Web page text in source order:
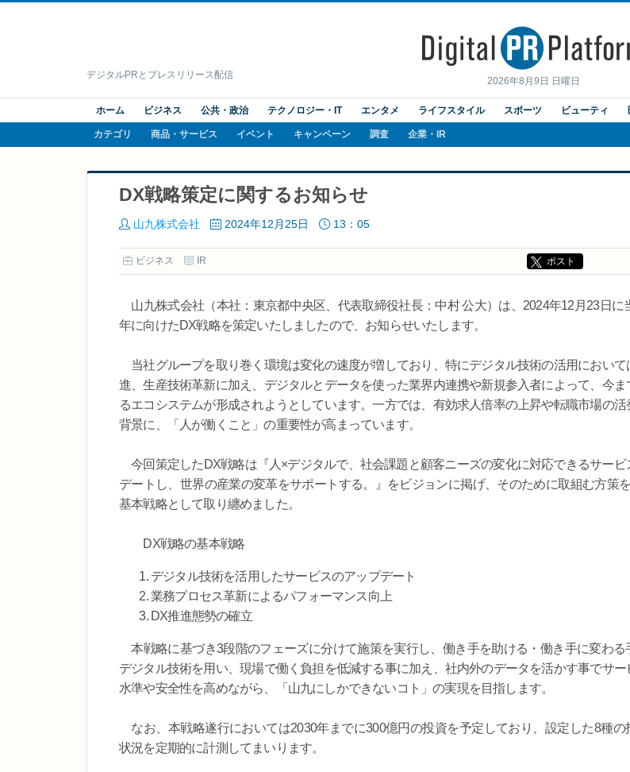
2026年8月9日 日曜日
デジタルPRとプレスリリース配信
ホーム ビジネス 公共・政治 テクノロジー・IT エンタメ ライフスタイル スポーツ ビューティ
カテゴリ 商品・サービス イベント キャンペーン 調査 企業・IR
DX戦略策定に関するお知らせ
山九株式会社 2024年12月25日 13：05
ビジネス IR ポスト
山九株式会社（本社：東京都中央区、代表取締役社長：中村 公大）は、2024年12月23日に
年に向けたDX戦略を策定いたしましたので、お知らせいたします。
当社グループを取り巻く環境は変化の速度が増しており、特にデジタル技術の活用において
進、生産技術革新に加え、デジタルとデータを使った業界内連携や新規参入者によって、今ま
るエコシステムが形成されようとしています。一方では、有効求人倍率の上昇や転職市場の活
背景に、「人が働くこと」の重要性が高まっています。
今回策定したDX戦略は『人×デジタルで、社会課題と顧客ニーズの変化に対応できるサービ
デートし、世界の産業の変革をサポートする。』をビジョンに掲げ、そのために取組む方策
基本戦略として取り纏めました。
DX戦略の基本戦略
デジタル技術を活用したサービスのアップデート
業務プロセス革新によるパフォーマンス向上
DX推進態勢の確立
本戦略に基づき3段階のフェーズに分けて施策を実行し、働き手を助ける・働き手に変わる
デジタル技術を用い、現場で働く負担を低減する事に加え、社内外のデータを活かす事でサー
水準や安全性を高めながら、「山九にしかできないコト」の実現を目指します。
なお、本戦略遂行においては2030年までに300億円の投資を予定しており、設定した8種の
状況を定期的に計測してまいります。